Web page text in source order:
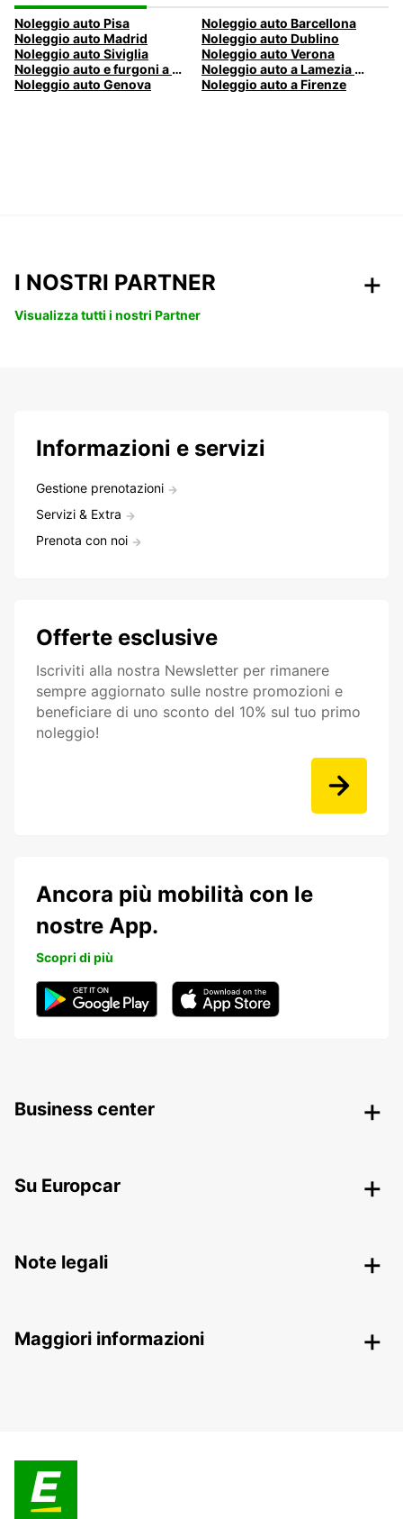
Noleggio auto Pisa
Noleggio auto Barcellona
Noleggio auto Madrid
Noleggio auto Dublino
Noleggio auto Siviglia
Noleggio auto Verona
Noleggio auto e furgoni a Pescara
Noleggio auto a Lamezia Terme, Italia
Noleggio auto Genova
Noleggio auto a Firenze
I NOSTRI PARTNER
Visualizza tutti i nostri Partner
Informazioni e servizi
Gestione prenotazioni
Servizi & Extra
Prenota con noi
Offerte esclusive
Iscriviti alla nostra Newsletter per rimanere
sempre aggiornato sulle nostre promozioni e
beneficiare di uno sconto del 10% sul tuo primo
noleggio!
Ancora più mobilità con le
nostre App.
Scopri di più
Business center
Su Europcar
Note legali
Maggiori informazioni